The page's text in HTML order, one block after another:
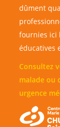
dûment
fournies ici
éducatives
Consultez
malade ou
urgence